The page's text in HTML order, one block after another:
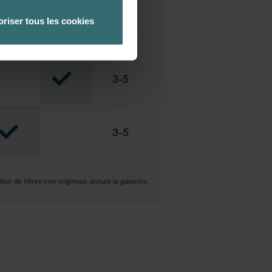
en conséquence
ordinateur. Vous pouvez
logiciel correspondant.
tous les cookies